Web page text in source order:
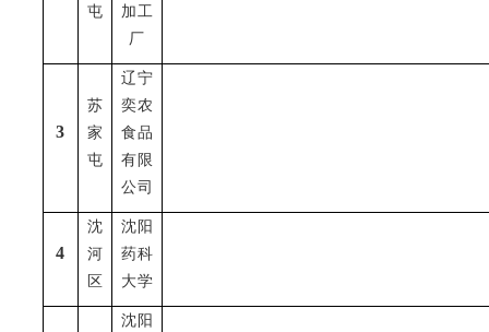
屯
加工
厂
3
苏
家
屯
辽宁
奕农
食品
有限
公司
4
沈
河
区
沈阳
药科
大学
沈阳